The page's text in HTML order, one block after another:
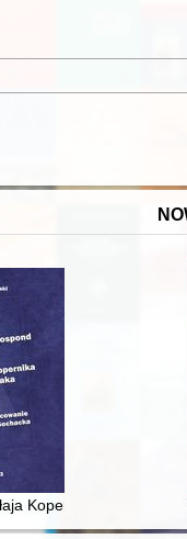
lokalnego
Kopernika z rodu